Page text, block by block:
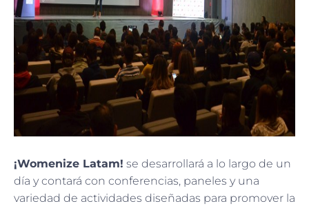
¡Womenize Latam! se desarrollará a lo largo de un
día y contará con conferencias, paneles y una
variedad de actividades diseñadas para promover la